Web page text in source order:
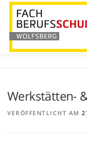
Zum
springen
Werkstätten-
VERÖFFENTLICHT AM